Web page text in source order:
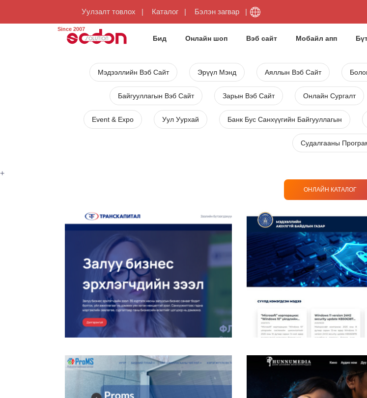
Уулзалт товлох Каталог Бэлэн загвар
Since 2007
Бид Онлайн шоп Вэб сайт Мобайл апп
Мэдээллийн Вэб Сайт Эрүүл Мэнд Аяллын Вэб Сайт
Байгууллагын Вэб Сайт Зарын Вэб Сайт Онлайн Сургалт
Event & Expo Уул Уурхай Банк Бус Санхүүгийн Байгууллагын
Судалгааны
+
ОНЛАЙН КАТАЛОГ